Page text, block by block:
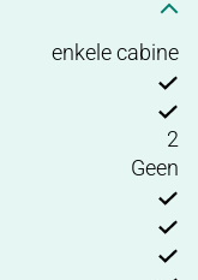
enkele cabine
2
Geen